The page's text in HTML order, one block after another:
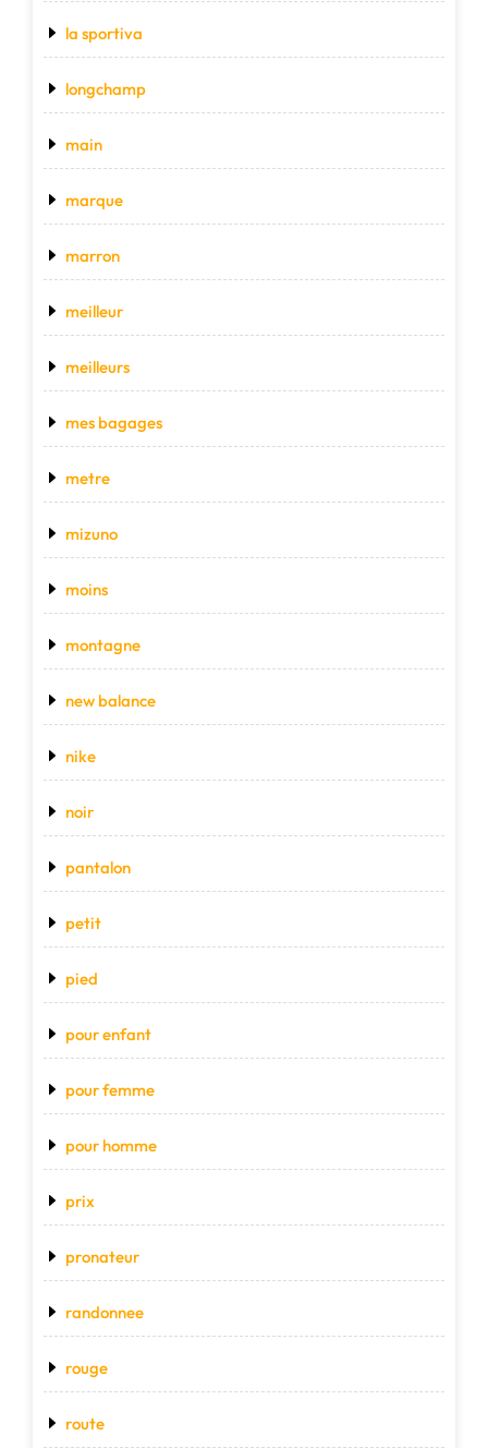
la sportiva
longchamp
main
marque
marron
meilleur
meilleurs
mes bagages
metre
mizuno
moins
montagne
new balance
nike
noir
pantalon
petit
pied
pour enfant
pour femme
pour homme
prix
pronateur
randonnee
rouge
route